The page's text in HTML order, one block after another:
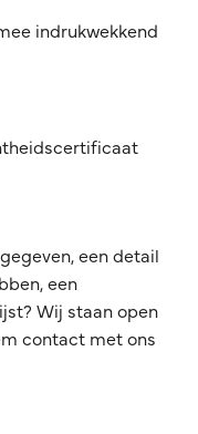
indrukwekkend
een detail
een
Wij staan open
contact met ons